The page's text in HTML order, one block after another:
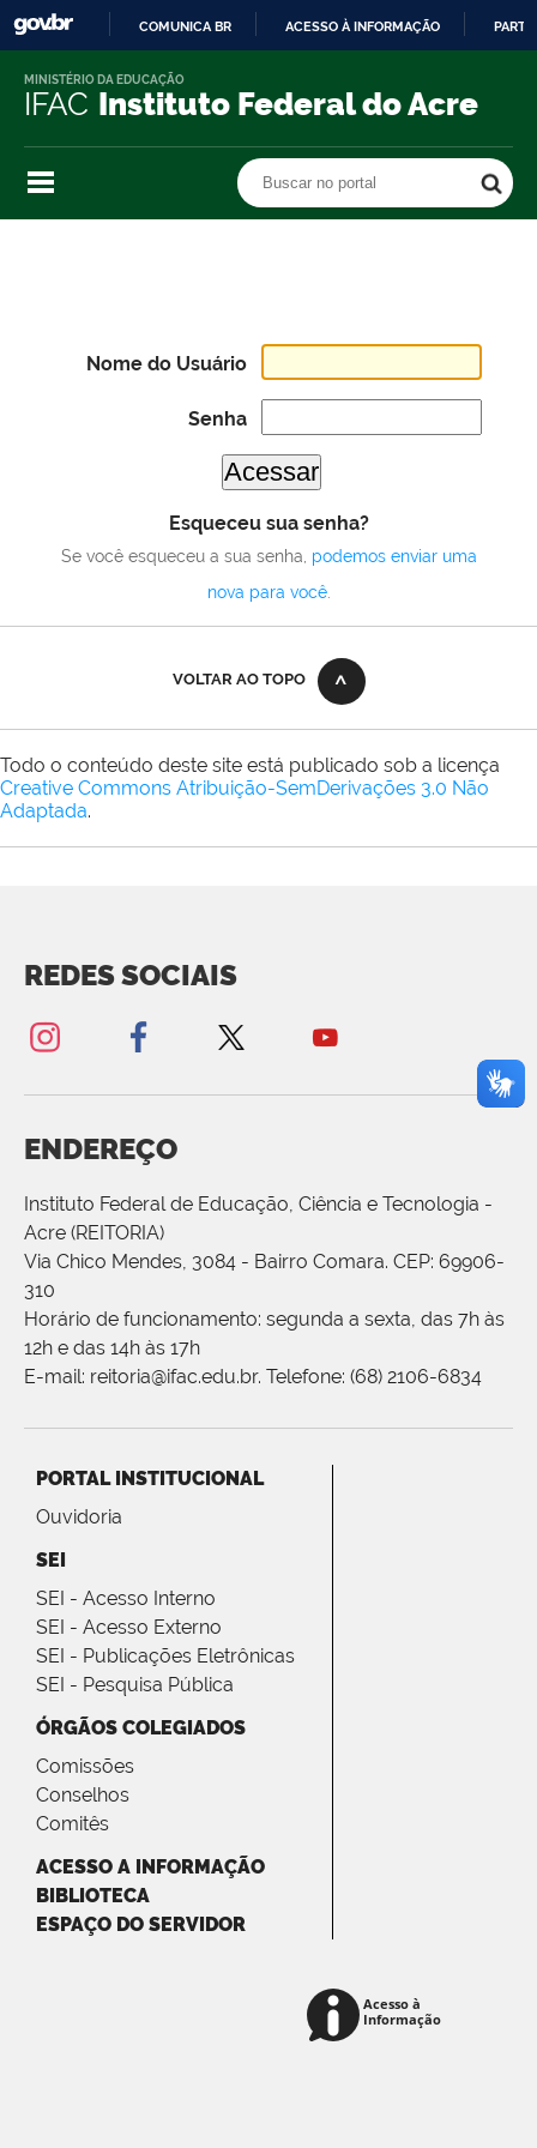
O
COMUNICA BR ACESSO À INFORMAÇÃO
IFAC Instituto Federal do Acre
MINISTÉRIO DA EDUCAÇÃO
Buscar no portal
Nome do Usuário
Senha
Esqueceu sua senha?
Se você esqueceu a sua senha, podemos enviar uma
nova para você.
VOLTAR AO TOPO
Todo o conteúdo deste site está publicado sob a licença
Creative Commons Atribuição-SemDerivações 3.0 Não
Adaptada.
REDES SOCIAIS
ENDEREÇO
Instituto Federal de Educação, Ciência e Tecnologia -
Acre (REITORIA)
Via Chico Mendes, 3084 - Bairro Comara. CEP: 69906-
310
Horário de funcionamento: segunda a sexta, das 7h às
12h e das 14h às 17h
E-mail: reitoria@ifac.edu.br. Telefone: (68) 2106-6834
PORTAL INSTITUCIONAL
Ouvidoria
SEI
SEI - Acesso Interno
SEI - Acesso Externo
SEI - Publicações Eletrônicas
SEI - Pesquisa Pública
ÓRGÃOS COLEGIADOS
Comissões
Conselhos
Comitês
ACESSO A INFORMAÇÃO
BIBLIOTECA
ESPAÇO DO SERVIDOR